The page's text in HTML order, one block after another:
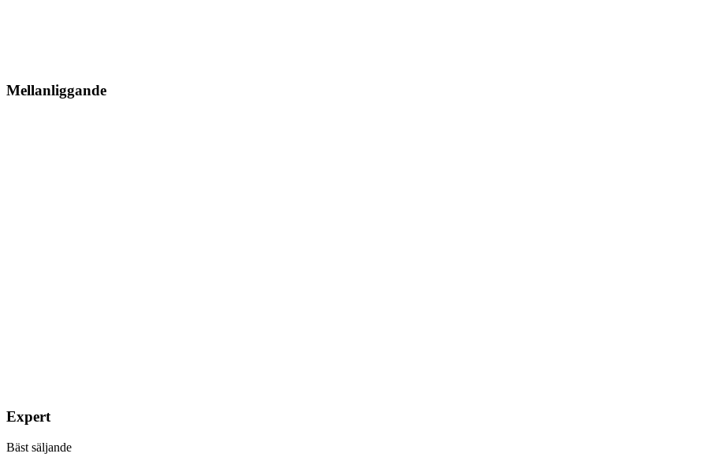
Mellanliggande
Expert
Bäst säljande